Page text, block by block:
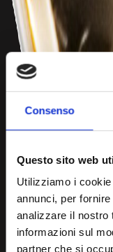
Consenso
Questo sito web
Utilizziamo i
annunci, per
analizzare il nostro
informazioni sul
partner che si